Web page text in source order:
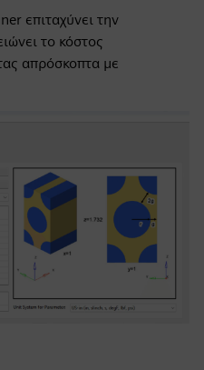
επιταχύνει την
το κόστος
απρόσκοπτα με